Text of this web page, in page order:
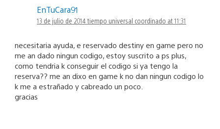
EnTuCara91
13 de julio de 2014 tiempo universal coordinado at 11:31
necesitaria ayuda, e reservado destiny en game pero no
me an dado ningun codigo, estoy suscrito a ps plus,
como tendria k conseguir el codigo si ya tengo la
reserva?? me an dixo en game k no dan ningun codigo lo
k me a estrañado y cabreado un poco.
gracias